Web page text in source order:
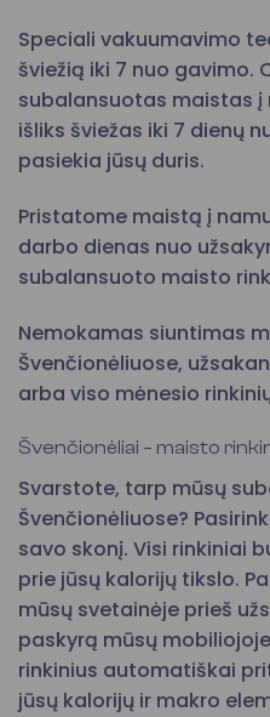
Speciali vakuumavimo
šviežią iki 7 nuo gavimo.
subalansuotas maistas į
išliks šviežas iki 7 dienų
pasiekia jūsų duris.
Pristatome maistą į
darbo dienas nuo
subalansuoto maisto
Nemokamas siuntimas
Švenčionėliuose,
arba viso mėnesio
Švenčionėliai – maisto
Svarstote, tarp mūsų
Švenčionėliuose?
savo skonį. Visi rinkiniai
prie jūsų kalorijų tikslo.
mūsų svetainėje prieš
paskyrą mūsų
rinkinius automatiškai
jūsų kalorijų ir makro